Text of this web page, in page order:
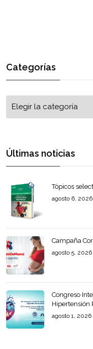
Categorías
Últimas noticias
Tópicos
agosto 6, 2026
Campaña
agosto 5, 2026
Congreso
Hipertensión
agosto 1, 2026